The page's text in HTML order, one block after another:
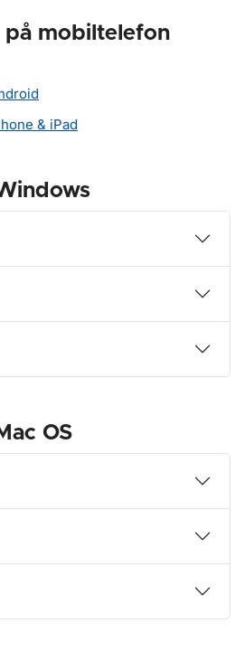
på mobiltelefon
& iPad
OS